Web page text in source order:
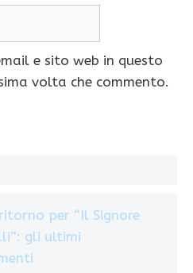
e sito web in questo
volta che commento.
per “Il Signore
gli ultimi